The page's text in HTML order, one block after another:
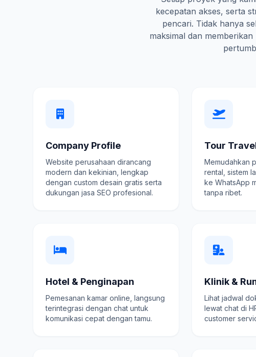
kecepatan akses, serta
pencari. Tidak hanya
maksimal dan
Company Profile
Website perusahaan dirancang
modern dan kekinian, lengkap
dengan custom desain gratis serta
dukungan jasa SEO profesional.
Tour
Memudahkan
rental, sistem
ke WhatsApp
tanpa ribet.
Hotel & Penginapan
Pemesanan kamar online, langsung
terintegrasi dengan chat untuk
komunikasi cepat dengan tamu.
Klinik &
Lihat jadwal
lewat chat di
customer